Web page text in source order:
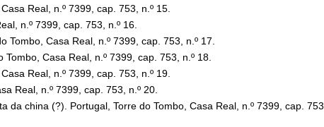
Real, n.º 7399, cap. 753, n.º 15.
n.º 7399, cap. 753, n.º 16.
Casa Real, n.º 7399, cap. 753, n.º 17.
Casa Real, n.º 7399, cap. 753, n.º 18.
Real, n.º 7399, cap. 753, n.º 19.
Real, n.º 7399, cap. 753, n.º 20.
china (?). Portugal, Torre do Tombo, Casa Real, n.º 7399, cap. 753,